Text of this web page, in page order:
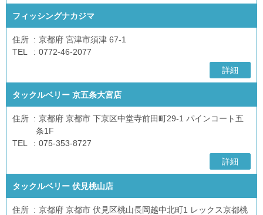
フィッシングナカジマ
住所
京都府 宮津市須津 67-1
TEL
0772-46-2077
詳細
タックルベリー 京五条大宮店
住所
京都府 京都市 下京区中堂寺前田町29-1 パインコート五
条1F
TEL
075-353-8727
詳細
タックルベリー 伏見桃山店
住所
京都府 京都市 伏見区桃山長岡越中北町1 レックス京都桃